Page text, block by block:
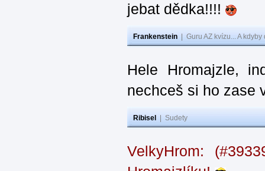
jebat dědka!!!!
Frankenstein Guru AZ kvízu... A
Hele Hromajzle,
nechceš si ho zase
Ribisel Sudety
VelkyHrom: